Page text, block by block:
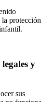
la protección
y
sus